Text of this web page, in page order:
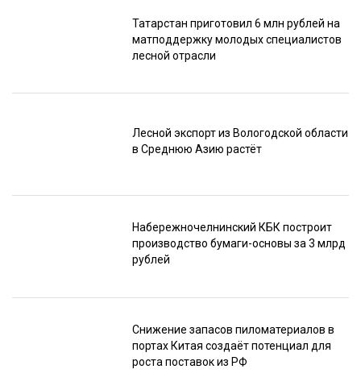
Татарстан приготовил 6 млн рублей на
матподдержку молодых специалистов
лесной отрасли
Лесной экспорт из Вологодской области
в Среднюю Азию растёт
Набережночелнинский КБК построит
производство бумаги-основы за 3 млрд
рублей
Снижение запасов пиломатериалов в
портах Китая создаёт потенциал для
роста поставок из РФ